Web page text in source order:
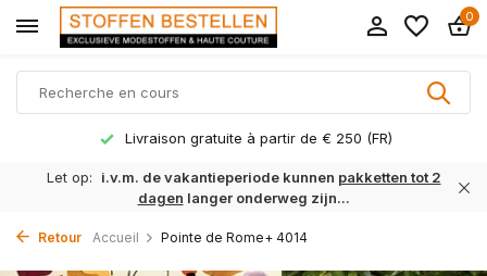
0
Livraison gratuite à partir de € 250 (FR)
Let op: i.v.m. de vakantieperiode kunnen pakketten tot 2
dagen langer onderweg zijn...
Retour Accueil Pointe de Rome+ 4014